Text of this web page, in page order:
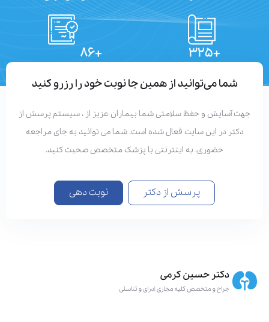
شما می‌توانید از همین جا نوبت خود را رزرو کنید
آسایش و حفظ سلامتی شما بیماران عزیز از ، سیستم پرسش از
دکتر در این سایت فعال شده است. شما می توانید به جای مراجعه
حضوری، به اینترنتی با پزشک متخصص صحبت کنید.
پرسش از دکتر نوبت دهی